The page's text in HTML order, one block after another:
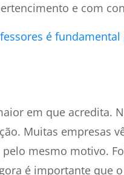
e com
é
em que acredita.
Muitas empresas
mesmo motivo.
é importante que